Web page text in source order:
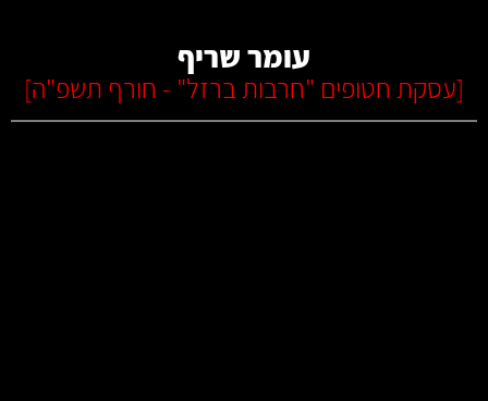
עומר שריף
[עסקת חטופים "חרבות ברזל" - חורף תשפ"ה]